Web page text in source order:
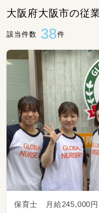
大阪府大阪市の従
該当件数 38件
保育士 月給245,000円